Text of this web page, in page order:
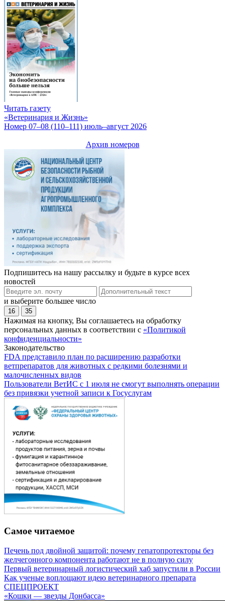
Читать газету
«Ветеринария и Жизнь»
Номер 07–08 (110–111) июль–август 2026
Архив номеров
Подпишитесь на нашу рассылку и будьте в курсе всех
новостей
и выберите большее число
16 35
Нажимая на кнопку, Вы соглашаетесь на обработку
персональных данных в соответствии с «Политикой
конфиденциальности»
Законодательство
FDA представило план по расширению разработки
ветпрепаратов для животных с редкими болезнями и
малочисленных видов
Пользователи ВетИС с 1 июля не смогут выполнять операции
без привязки учетной записи к Госуслугам
Самое читаемое
Печень под двойной защитой: почему гепатопротекторы без
желчегонного компонента работают не в полную силу
Первый ветеринарный логистический хаб запустили в России
Как ученые воплощают идею ветеринарного препарата
СПЕЦПРОЕКТ
«Кошки — звезды Донбасса»